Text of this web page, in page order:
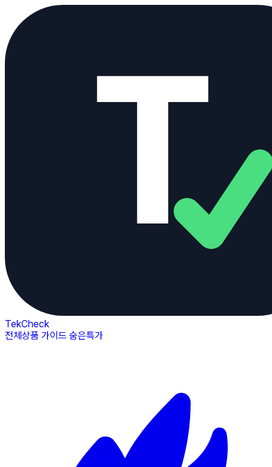
TekCheck
전체상품 가이드 숨은특가